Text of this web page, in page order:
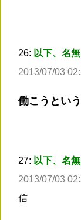
26: 以下、名
2013/07/03
働こうとい
27: 以下、名
2013/07/03
信